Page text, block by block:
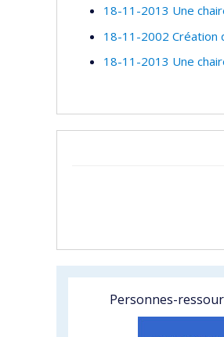
18-11-2013 Une
18-11-2002 Création
18-11-2013 Une
Personnes-